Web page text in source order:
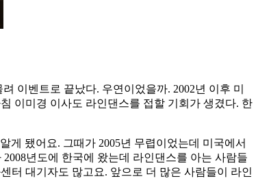
이벤트로 끝났다. 우연이었을까. 2002년 이후 미
이미경 이사도 라인댄스를 접할 기회가 생겼다. 한
게 됐어요. 그때가 2005년 무렵이었는데 미국에서
년도에 한국에 왔는데 라인댄스를 아는 사람들
터 대기자도 많고요. 앞으로 더 많은 사람들이 라인